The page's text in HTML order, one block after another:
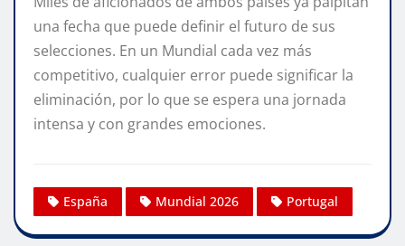
una fecha que puede definir el futuro de sus
selecciones. En un Mundial cada vez más
competitivo, cualquier error puede significar la
eliminación, por lo que se espera una jornada
intensa y con grandes emociones.
España Mundial 2026 Portugal